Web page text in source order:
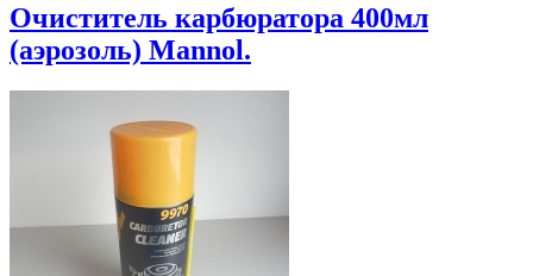
Очиститель карбюратора 400мл
(аэрозоль) Mannol.